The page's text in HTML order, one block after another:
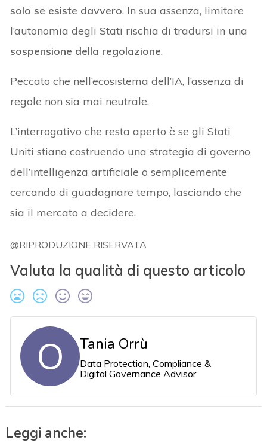
solo se esiste davvero. In sua assenza, limitare
l’autonomia degli Stati rischia di tradursi in una
sospensione della regolazione.
Peccato che nell’ecosistema dell’IA, l’assenza di
regole non sia mai neutrale.
L’interrogativo che resta aperto è se gli Stati
Uniti stiano costruendo una strategia di governo
dell’intelligenza artificiale o semplicemente
cercando di guadagnare tempo, lasciando che
sia il mercato a decidere.
@RIPRODUZIONE RISERVATA
Valuta la qualità di questo articolo
O Tania Orrù
Data Protection, Compliance &
Digital Governance Advisor
Leggi anche: